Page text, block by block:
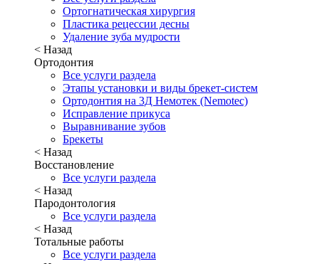
Ортогнатическая хирургия
Пластика рецессии десны
Удаление зуба мудрости
< Назад
Ортодонтия
Все услуги раздела
Этапы установки и виды брекет-систем
Ортодонтия на 3Д Немотек (Nemotec)
Исправление прикуса
Выравнивание зубов
Брекеты
< Назад
Восстановление
Все услуги раздела
< Назад
Пародонтология
Все услуги раздела
< Назад
Тотальные работы
Все услуги раздела